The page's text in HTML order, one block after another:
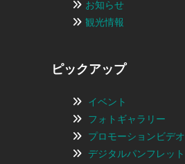
お知らせ
観光情報
ピックアップ
イベント
フォトギャラリー
プロモーションビデオ
デジタルパンフレット